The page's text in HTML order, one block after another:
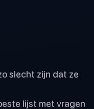
slecht zijn dat ze
lijst met vragen